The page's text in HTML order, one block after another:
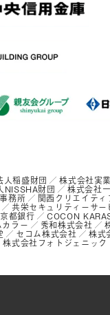
人稲盛財団 株式会社実
NISSHA財団 株式会社
務所 関西クリエイティ
共栄セキュリティーサー
都銀行 COCON
ラー 秀和株式会社
セコム株式会社 株式
株式会社フォトジェニック